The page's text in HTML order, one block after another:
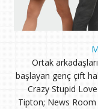
Ortak
başlayan genç çift
Crazy Stupid
Tipton; News